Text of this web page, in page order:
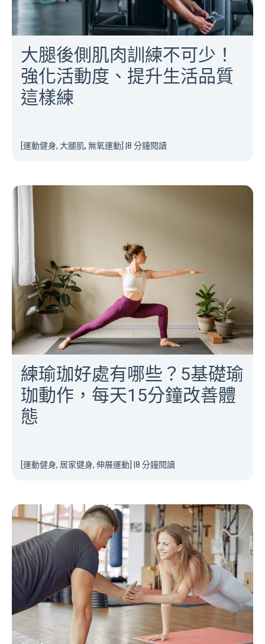
大腿後側肌肉訓練不可少！
強化活動度、提升生活品質
這樣練
[運動健身, 大腿肌, 無氧運動] 8 分鐘閱讀
練瑜珈好處有哪些？5基礎瑜
珈動作，每天15分鐘改善體
態
[運動健身, 居家健身, 伸展運動] 8 分鐘閱讀